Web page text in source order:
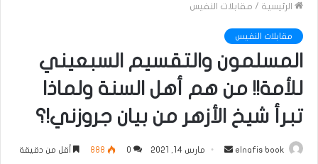
الرئيسية / مقابلات النفيس
مقابلات النفيس
المسلمون والتقسيم السبعيني
للأمة!! من هم أهل السنة ولماذا
تبرأ شيخ الأزهر من بيان جروزني!؟
elnafis book
أرسل
مارس 14, 2021 0
888 أقل من دقيقة